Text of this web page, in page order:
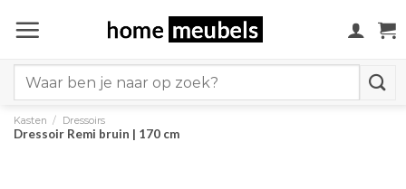
naar
for:
Kasten / Dressoirs
Dressoir Remi bruin | 170 cm